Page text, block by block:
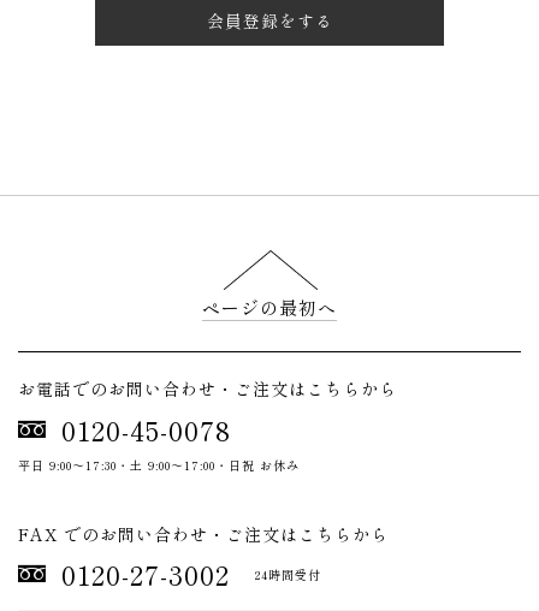
会員登録をする
ページの最初へ
お電話でのお問い合わせ・ご注文はこちらから
0120-45-0078
平日 9:00〜17:30・土 9:00〜17:00・日祝 お休み
FAX でのお問い合わせ・ご注文はこちらから
0120-27-3002 24時間受付